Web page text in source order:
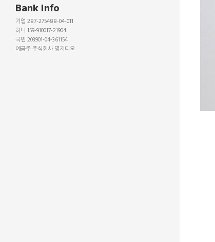
Bank Info
기업 287-275488-04-011
하나 159-910017-21904
국민 203901-04-361154
예금주 주식회사 명지디오